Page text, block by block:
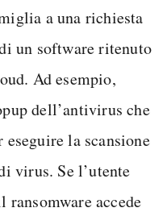
a una richiesta
un software ritenuto
Ad esempio,
dell’antivirus che
la scansione
virus. Se l’utente
ransomware accede